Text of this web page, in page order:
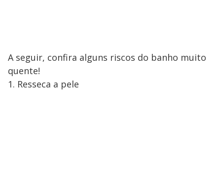
A seguir, confira alguns riscos do banho muito
quente!
1. Resseca a pele